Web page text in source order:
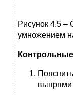
Рисунок 4.5 –
умножением